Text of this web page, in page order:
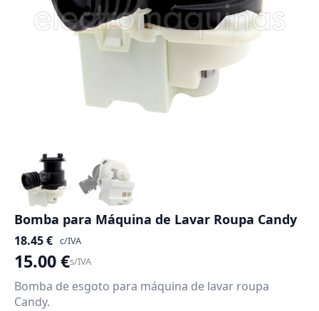
Bomba para Máquina de Lavar Roupa Candy
18.45€ c/IVA
15.00€s/IVA
Bomba de esgoto para máquina de lavar roupa
Candy.